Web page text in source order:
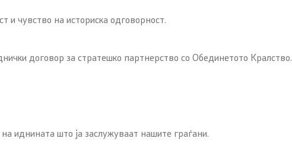
и чувство на историска одговорност.
договор за стратешко партнерство со Обединетото Кралство.
иднината што ја заслужуваат нашите граѓани.